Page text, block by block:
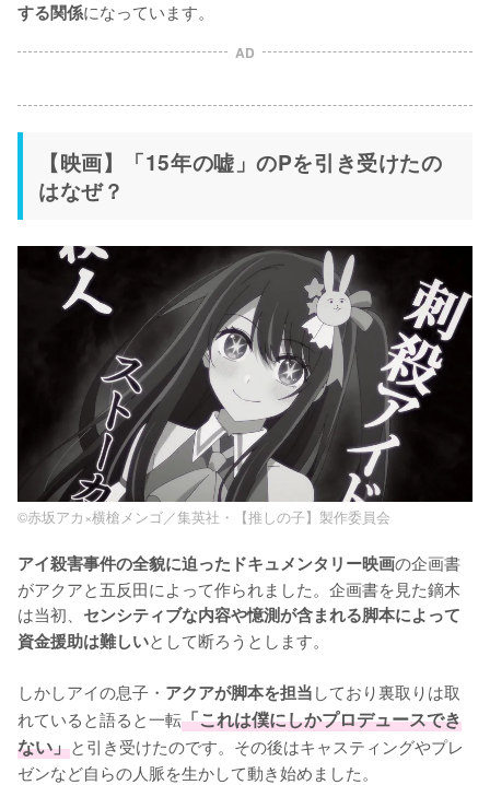
する関係になっています。
AD
【映画】「15年の嘘」のPを引き受けたの
はなぜ？
©赤坂アカ×横槍メンゴ／集英社・【推しの子】製作委員会
アイ殺害事件の全貌に迫ったドキュメンタリー映画の企画書
がアクアと五反田によって作られました。企画書を見た鏑木
は当初、 センシティブな内容や憶測が含まれる脚本によって
資金援助は難しいとして断ろうとします。
しかしアイの息子・ アクアが脚本を担当しており裏取りは取
れていると語ると一転「これは僕にしかプロデュースでき
ない」と引き受けたのです。その後はキャスティングやプレ
ゼンなど自らの人脈を生かして動き始めました。